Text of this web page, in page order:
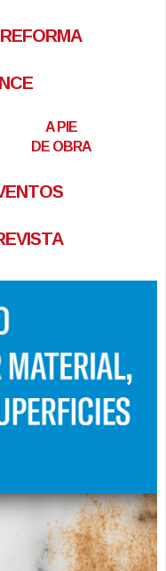
A PIE
DE OBRA